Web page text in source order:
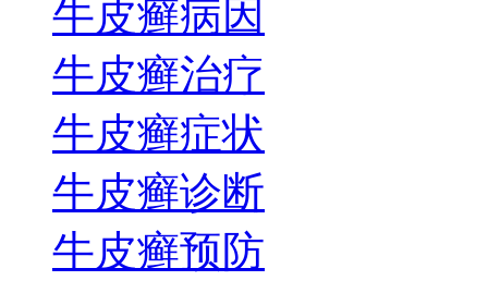
牛皮癣病因
牛皮癣治疗
牛皮癣症状
牛皮癣诊断
牛皮癣预防